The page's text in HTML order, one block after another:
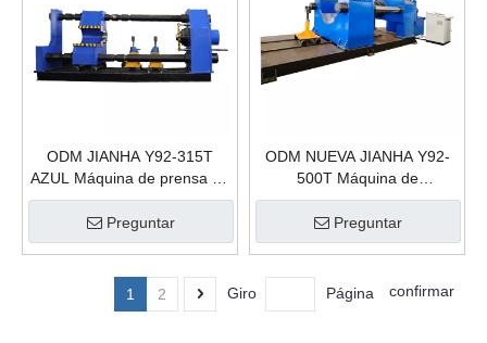
ODM JIANHA Y92-315T
AZUL Máquina de prensa de
eje giratorio Rueda de
ferrocarril Desmontaje y
montaje Prensa hidráulica
Preguntar
ODM NUEVA JIANHA Y92-
500T Máquina de
desmontaje de eje giratorio
Desmontaje de ruedas de
ferrocarril Prensa hidráulica
Preguntar
1 2 Giro Página confirmar